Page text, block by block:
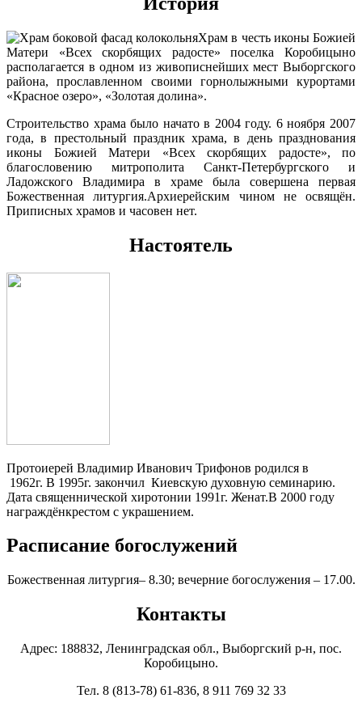
Храм в честь иконы Божией
Матери «Всех скорбящих радосте» поселка Коробицыно
располагается в одном из живописнейших мест Выборгского
района, прославленном своими горнолыжными курортами
«Красное озеро», «Золотая долина».
Строительство храма было начато в 2004 году. 6 ноября 2007
года, в престольный праздник храма, в день празднования
иконы Божией Матери «Всех скорбящих радосте», по
благословению митрополита Санкт-Петербургского и
Ладожского Владимира в храме была совершена первая
Божественная литургия.Архиерейским чином не освящён.
Приписных храмов и часовен нет.
Настоятель
Протоиерей Владимир Иванович Трифонов родился в
1962г. В 1995г. закончил Киевскую духовную семинарию.
Дата священнической хиротонии 1991г. Женат.В 2000 году
награждёнкрестом с украшением.
Расписание богослужений
Божественная литургия– 8.30; вечерние богослужения – 17.00.
Контакты
Адрес: 188832, Ленинградская обл., Выборгский р-н, пос.
Коробицыно.
Тел. 8 (813-78) 61-836, 8 911 769 32 33